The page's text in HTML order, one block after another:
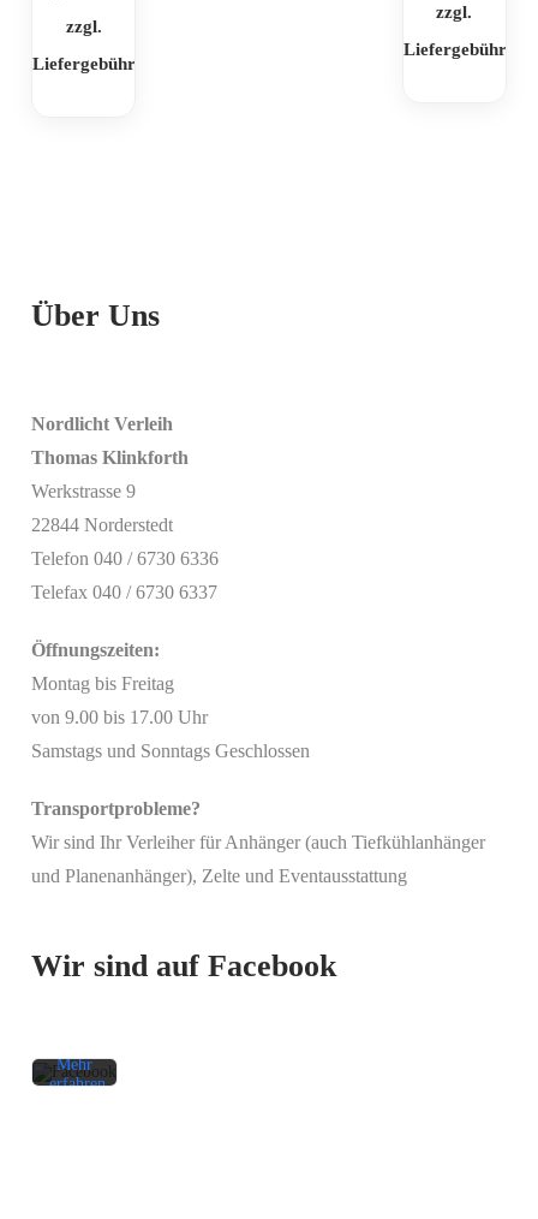
zzgl.
Liefergebühr
zzgl.
Liefergebühr
Über Uns
Nordlicht Verleih
Thomas Klinkforth
Werkstrasse 9
22844 Norderstedt
Telefon 040 / 6730 6336
Telefax 040 / 6730 6337
Öffnungszeiten:
Montag bis Freitag
von 9.00 bis 17.00 Uhr
Samstags und Sonntags Geschlossen
Transportprobleme?
Wir sind Ihr Verleiher für Anhänger (auch Tiefkühlanhänger
und Planenanhänger), Zelte und Eventausstattung
Wir sind auf Facebook
Mit
akzeptieren
Mehr
erfahren